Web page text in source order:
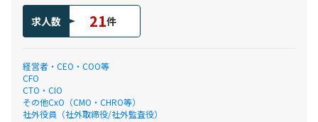
求人数 21件
経営者・CEO・COO等
CFO
CTO・CIO
その他CxO（CMO・CHRO等）
社外役員（社外取締役/社外監査役）